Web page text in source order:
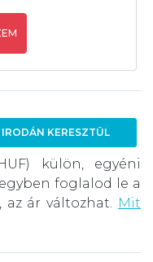
KERESZTÜL
külön, egyéni
foglalod le a
ár változhat.
Mit